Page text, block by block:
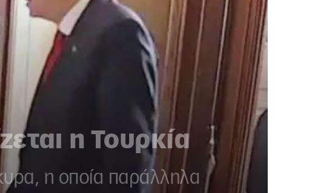
η Τουρκία
η οποία παράλληλα